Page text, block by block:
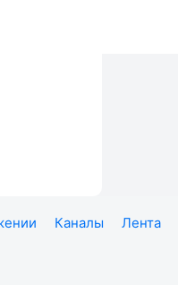
Каналы Лента